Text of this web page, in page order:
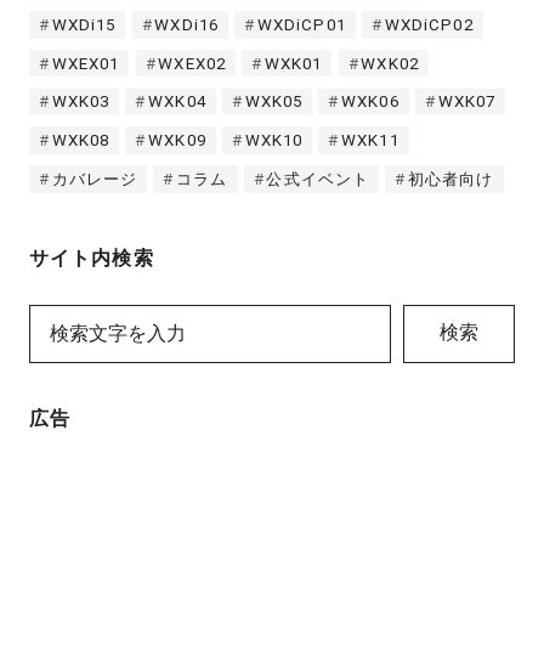
WXDi15 WXDi16 WXDiCP01 WXDiCP02
WXEX01 WXEX02 WXK01 WXK02
WXK03 WXK04 WXK05 WXK06 WXK07
WXK08 WXK09 WXK10 WXK11
カバレージ コラム 公式イベント 初心者向け
サイト内検索
検索
広告